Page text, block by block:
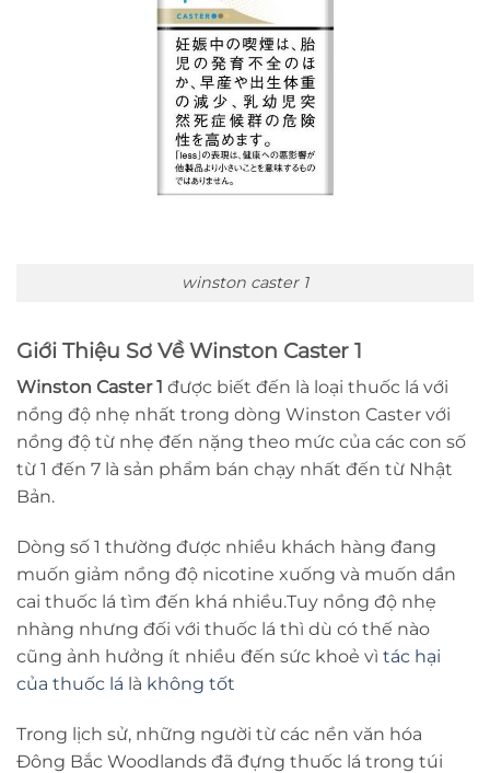
winston caster 1
Giới Thiệu Sơ Về Winston Caster 1
Winston Caster 1 được biết đến là loại thuốc lá với
nồng độ nhẹ nhất trong dòng Winston Caster với
nồng độ từ nhẹ đến nặng theo mức của các con số
từ 1 đến 7 là sản phẩm bán chạy nhất đến từ Nhật
Bản.
Dòng số 1 thường được nhiều khách hàng đang
muốn giảm nồng độ nicotine xuống và muốn dần
cai thuốc lá tìm đến khá nhiều.Tuy nồng độ nhẹ
nhàng nhưng đối với thuốc lá thì dù có thế nào
cũng ảnh hưởng ít nhiều đến sức khoẻ vì tác hại
của thuốc lá là không tốt
Trong lịch sử, những người từ các nền văn hóa
Đông Bắc Woodlands đã đựng thuốc lá trong túi